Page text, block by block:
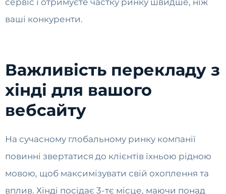
ваші конкуренти.
Важливість перекладу з
хінді для вашого
вебсайту
На сучасному глобальному ринку компанії
повинні звертатися до клієнтів їхньою рідною
мовою, щоб максимізувати свій охоплення та
вплив. Хінді посідає 3-тє місце, маючи понад